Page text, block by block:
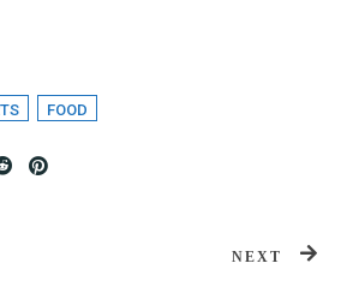
FOOD
NEXT